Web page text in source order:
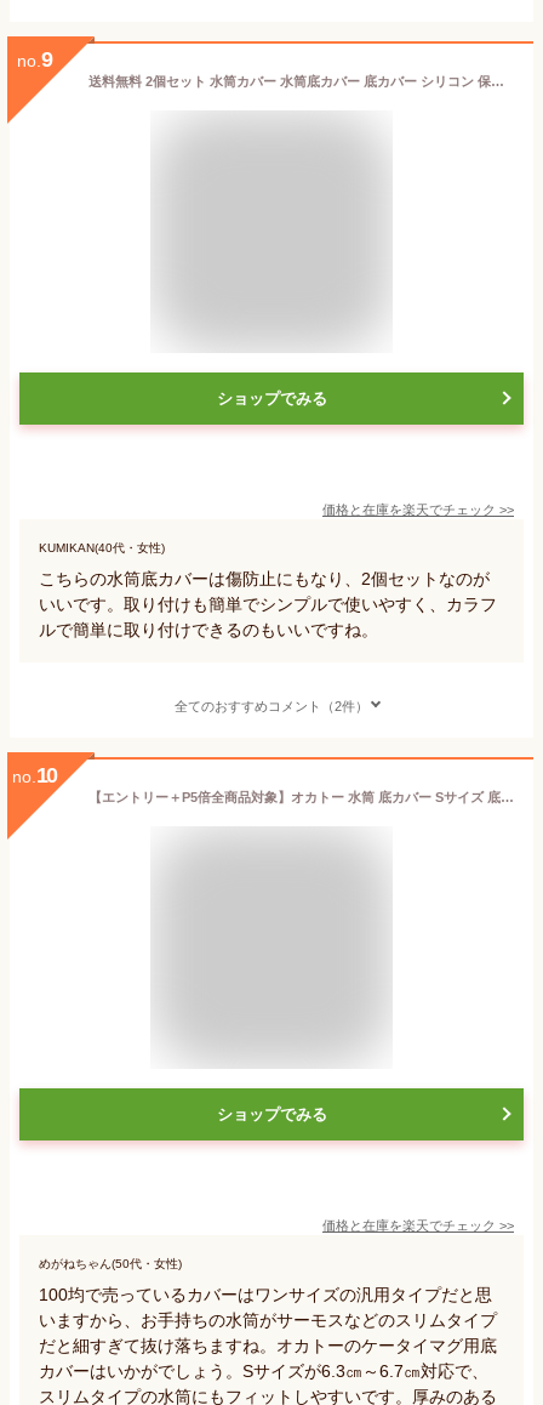
no. 9
送料無料 2個セット 水筒カバー 水筒底カバー 底カバー シリコン 保護カバー 滑り止め 傷防止 ボトル底 魔法瓶 タンブラー 携帯マグ シンプル 底キャップ カラフル おしゃれ
ショップでみる
価格と在庫を楽天でチェック >>
KUMIKAN(40代・女性)
こちらの水筒底カバーは傷防止にもなり、2個セットなのが
いいです。取り付けも簡単でシンプルで使いやすく、カラフ
ルで簡単に取り付けできるのもいいですね。
全てのおすすめコメント（2件）
no. 10
【エントリー＋P5倍全商品対象】オカトー 水筒 底カバー Sサイズ 底直径6.3cm~6.7cm対応 シリコンボトルカバー メール便対応
ショップでみる
価格と在庫を楽天でチェック >>
めがねちゃん(50代・女性)
100均で売っているカバーはワンサイズの汎用タイプだと思
いますから、お手持ちの水筒がサーモスなどのスリムタイプ
だと細すぎて抜け落ちますね。オカトーのケータイマグ用底
カバーはいかがでしょう。Sサイズが6.3㎝～6.7㎝対応で、
スリムタイプの水筒にもフィットしやすいです。厚みのある